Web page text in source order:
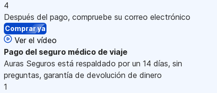
4
Después del pago, compruebe su correo electrónico
Comprar ya
Ver el vídeo
Pago del seguro médico de viaje
Auras Seguros está respaldado por un 14 días, sin
preguntas, garantía de devolución de dinero
1